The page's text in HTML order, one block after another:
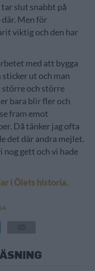
slut snabbt på
Men för
viktig och den har
med att bygga
ut och man
större och större
bara blir fler och
fram emot
Då tänker jag ofta
det där andra mejlet.
nog gett och vi hade
i Ölets historia.